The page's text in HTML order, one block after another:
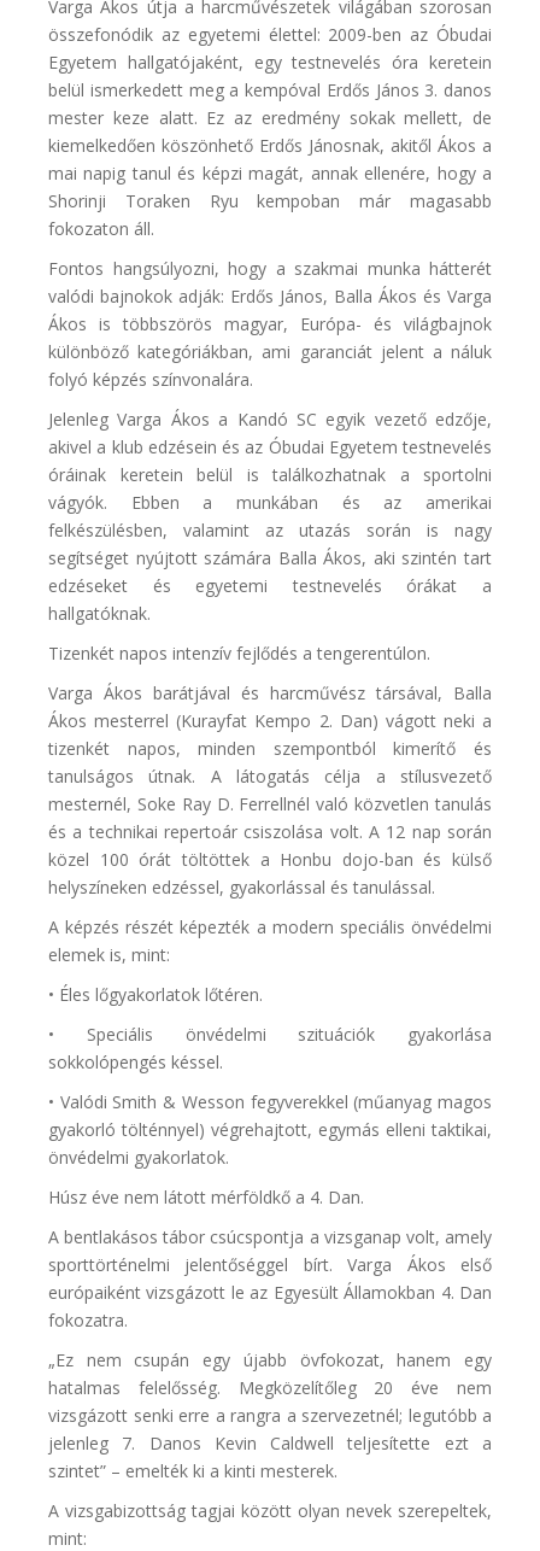
Varga Ákos útja a harcművészetek világában szorosan
összefonódik az egyetemi élettel: 2009-ben az Óbudai
Egyetem hallgatójaként, egy testnevelés óra keretein
belül ismerkedett meg a kempóval Erdős János 3. danos
mester keze alatt. Ez az eredmény sokak mellett, de
kiemelkedően köszönhető Erdős Jánosnak, akitől Ákos a
mai napig tanul és képzi magát, annak ellenére, hogy a
Shorinji Toraken Ryu kempoban már magasabb
fokozaton áll.
Fontos hangsúlyozni, hogy a szakmai munka hátterét
valódi bajnokok adják: Erdős János, Balla Ákos és Varga
Ákos is többszörös magyar, Európa- és világbajnok
különböző kategóriákban, ami garanciát jelent a náluk
folyó képzés színvonalára.
Jelenleg Varga Ákos a Kandó SC egyik vezető edzője,
akivel a klub edzésein és az Óbudai Egyetem testnevelés
óráinak keretein belül is találkozhatnak a sportolni
vágyók. Ebben a munkában és az amerikai
felkészülésben, valamint az utazás során is nagy
segítséget nyújtott számára Balla Ákos, aki szintén tart
edzéseket és egyetemi testnevelés órákat a
hallgatóknak.
Tizenkét napos intenzív fejlődés a tengerentúlon.
Varga Ákos barátjával és harcművész társával, Balla
Ákos mesterrel (Kurayfat Kempo 2. Dan) vágott neki a
tizenkét napos, minden szempontból kimerítő és
tanulságos útnak. A látogatás célja a stílusvezető
mesternél, Soke Ray D. Ferrellnél való közvetlen tanulás
és a technikai repertoár csiszolása volt. A 12 nap során
közel 100 órát töltöttek a Honbu dojo-ban és külső
helyszíneken edzéssel, gyakorlással és tanulással.
A képzés részét képezték a modern speciális önvédelmi
elemek is, mint:
• Éles lőgyakorlatok lőtéren.
• Speciális önvédelmi szituációk gyakorlása
sokkolópengés késsel.
• Valódi Smith & Wesson fegyverekkel (műanyag magos
gyakorló tölténnyel) végrehajtott, egymás elleni taktikai,
önvédelmi gyakorlatok.
Húsz éve nem látott mérföldkő a 4. Dan.
A bentlakásos tábor csúcspontja a vizsganap volt, amely
sporttörténelmi jelentőséggel bírt. Varga Ákos első
európaiként vizsgázott le az Egyesült Államokban 4. Dan
fokozatra.
„Ez nem csupán egy újabb övfokozat, hanem egy
hatalmas felelősség. Megközelítőleg 20 éve nem
vizsgázott senki erre a rangra a szervezetnél; legutóbb a
jelenleg 7. Danos Kevin Caldwell teljesítette ezt a
szintet” – emelték ki a kinti mesterek.
A vizsgabizottság tagjai között olyan nevek szerepeltek,
mint: